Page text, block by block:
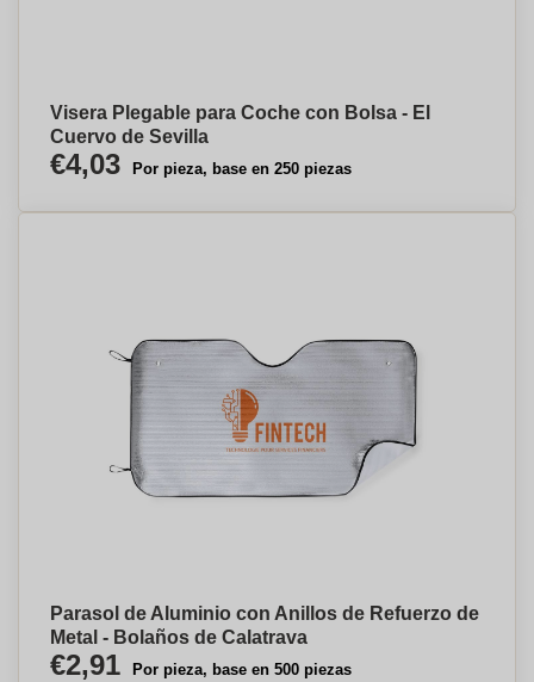
Visera Plegable para Coche con Bolsa - El
Cuervo de Sevilla
€4,03 Por pieza, base en 250 piezas
Parasol de Aluminio con Anillos de Refuerzo de
Metal - Bolaños de Calatrava
€2,91 Por pieza, base en 500 piezas